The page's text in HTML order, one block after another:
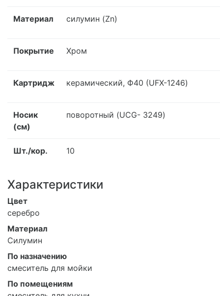
Материал силумин (Zn)
Покрытие Хром
Картридж керамический, Ф40 (UFX-1246)
Носик
(см)
поворотный (UCG- 3249)
Шт./кор. 10
Характеристики
Цвет
серебро
Материал
Силумин
По назначению
смеситель для мойки
По помещениям